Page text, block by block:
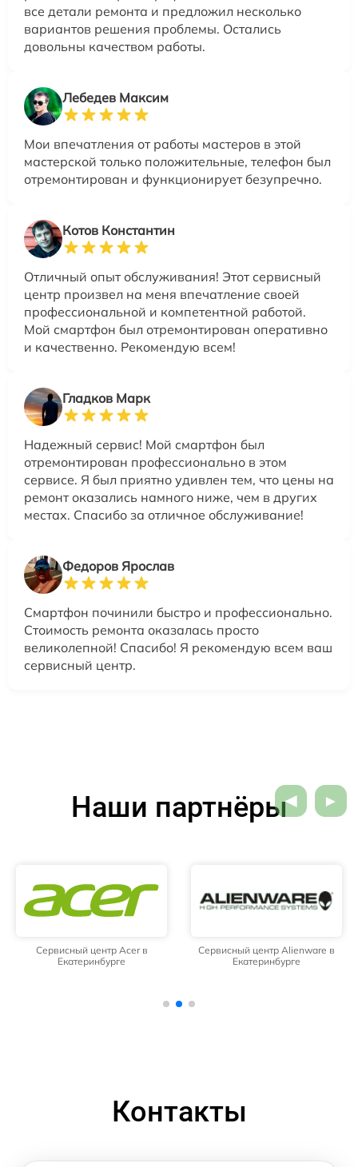
все детали ремонта и предложил несколько
вариантов решения проблемы. Остались
довольны качеством работы.
Лебедев Максим
Мои впечатления от работы мастеров в этой
мастерской только положительные, телефон был
отремонтирован и функционирует безупречно.
Котов Константин
Отличный опыт обслуживания! Этот сервисный
центр произвел на меня впечатление своей
профессиональной и компетентной работой.
Мой смартфон был отремонтирован оперативно
и качественно. Рекомендую всем!
Гладков Марк
Надежный сервис! Мой смартфон был
отремонтирован профессионально в этом
сервисе. Я был приятно удивлен тем, что цены на
ремонт оказались намного ниже, чем в других
местах. Спасибо за отличное обслуживание!
Федоров Ярослав
Смартфон починили быстро и профессионально.
Стоимость ремонта оказалась просто
великолепной! Спасибо! Я рекомендую всем ваш
сервисный центр.
Наши партнёры
Сервисный центр Acer в
Екатеринбурге
Сервисный центр Alienware в
Екатеринбурге
Контакты